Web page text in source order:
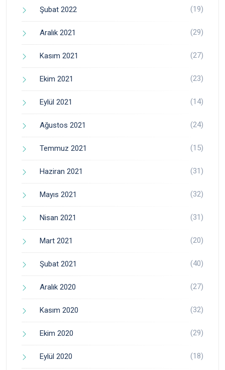
Şubat 2022 (19)
Aralık 2021 (29)
Kasım 2021 (27)
Ekim 2021 (23)
Eylül 2021 (14)
Ağustos 2021 (24)
Temmuz 2021 (15)
Haziran 2021 (31)
Mayıs 2021 (32)
Nisan 2021 (31)
Mart 2021 (20)
Şubat 2021 (40)
Aralık 2020 (27)
Kasım 2020 (32)
Ekim 2020 (29)
Eylül 2020 (18)